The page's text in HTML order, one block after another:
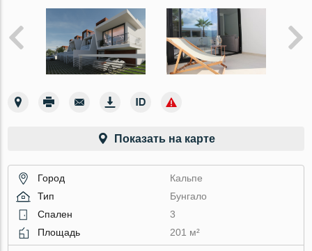
Показать на карте
Город
Кальпе
Тип
Бунгало
Спален
3
Площадь
201 м²